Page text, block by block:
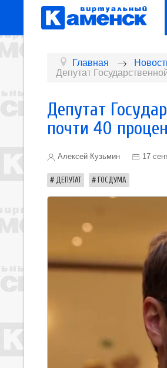
Главная
Депутат
Депутат
почти 40
Алексей Кузьмин 17
ДЕПУТАТ ГОСДУМА